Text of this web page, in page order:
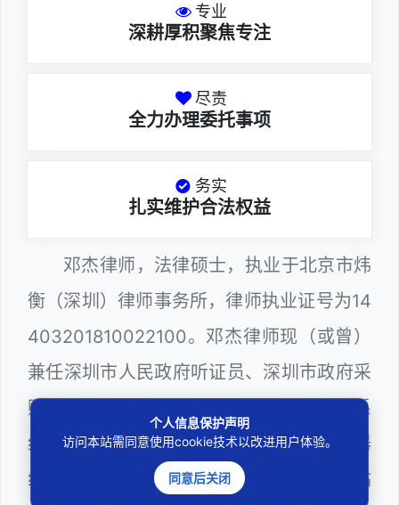
专业
深耕厚积聚焦专注
尽责
全力办理委托事项
务实
扎实维护合法权益
邓杰律师，法律硕士，执业于北京市炜
衡（深圳）律师事务所，律师执业证号为14
403201810022100。邓杰律师现（或曾）
兼任深圳市人民政府听证员、深圳市政府采
购评审专家（法律类），深圳市某区政府系
统公职律师、WEB前端开发和 WEB服务器
维护工程师、计算机信息网络安全员和网站
个人信息保护声明
访问本站需同意使用cookie技术以改进用户体验。
同意后关闭